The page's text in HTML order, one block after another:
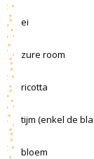
ei
zure room
ricotta
tijm (enkel de
bloem